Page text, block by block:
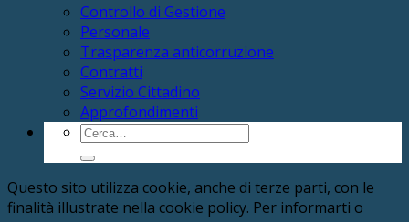
Controllo di Gestione
Personale
Trasparenza anticorruzione
Contratti
Servizio Cittadino
Approfondimenti
Cerca:
Questo sito utilizza cookie, anche di terze parti, con le
finalità illustrate nella cookie policy. Per informarti o